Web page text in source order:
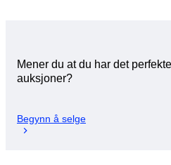
Mener du at du har det
auksjoner?
Begynn å selge